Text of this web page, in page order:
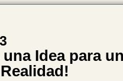
Idea para